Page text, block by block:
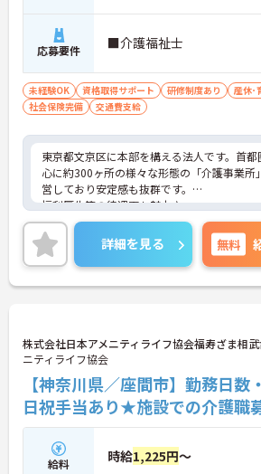
応募要件 ■介護福祉士
未経験OK 資格取得サポート 研修制度あり
産休･
社会保険完備
交通費支給
東京都文京区に本部を構える法人です。首都
心に約300ヶ所の様々な形態の「介護事業所
営しており安定感も抜群です。
福利厚生等の待遇面も魅力♪
ご興味ある方には、面接対策ポイントなど、
詳細をお話しいたしますのでお気軽にご相談
い！
詳細を見る 無料
株式会社日本アメニティライフ協会福寿ざま相武
ニティライフ協会
【神奈川県／座間市】勤務日
日祝手当あり★施設での介護職
給料 時給1,225円～